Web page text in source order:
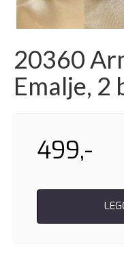
20360
Emalje, 2
499,-